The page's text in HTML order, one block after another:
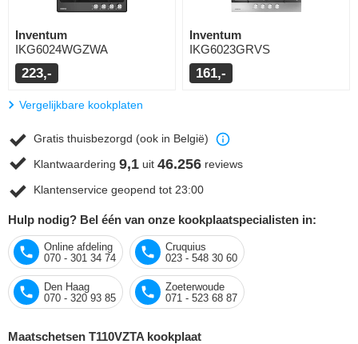
Inventum
IKG6024WGZWA
223,-
Inventum
IKG6023GRVS
161,-
Vergelijkbare kookplaten
Gratis thuisbezorgd (ook in België)
Klantwaardering 9,1 uit 46.256 reviews
Klantenservice geopend tot 23:00
Hulp nodig? Bel één van onze kookplaatspecialisten in:
Online afdeling
070 - 301 34 74
Cruquius
023 - 548 30 60
Den Haag
070 - 320 93 85
Zoeterwoude
071 - 523 68 87
Maatschetsen T110VZTA kookplaat